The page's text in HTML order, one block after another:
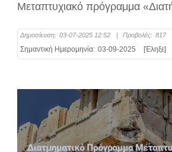
Μεταπτυχιακό πρόγραμμα
Δημοσίευση: 03-07-2025 12:52 | Προβολές: 817
Σημαντική Ημερομηνία: 03-09-2025 [Έληξε]